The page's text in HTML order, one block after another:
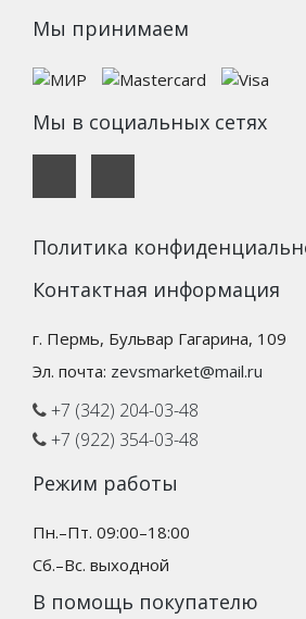
Мы принимаем
Мы в социальных сетях
Политика
Контактная информация
г. Пермь, Бульвар Гагарина, 109
Эл. почта: zevsmarket@mail.ru
+7 (342) 204-03-48
+7 (922) 354-03-48
Режим работы
Пн.–Пт. 09:00–18:00
Сб.–Вс. выходной
В помощь покупателю